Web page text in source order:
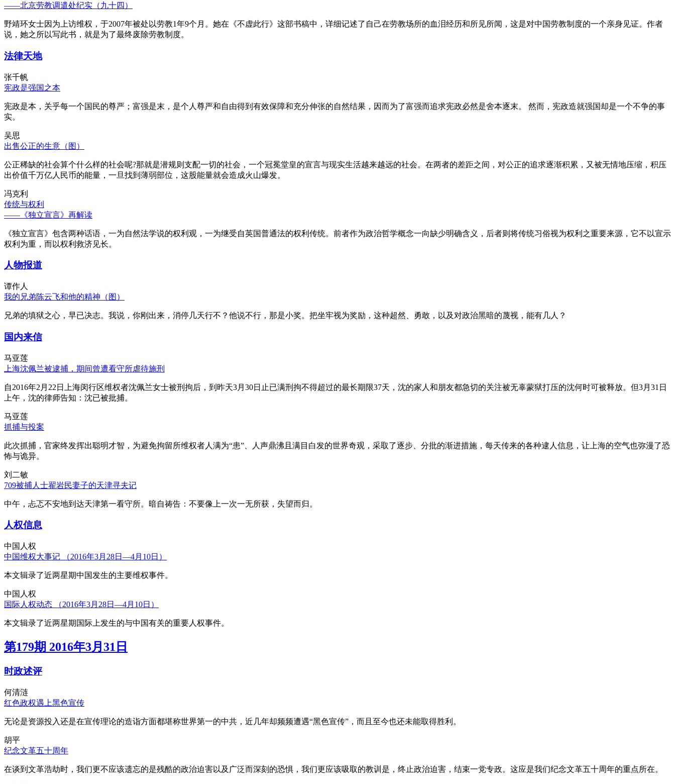
——北京劳教调遣处纪实（九十四）
野靖环女士因为上访维权，于2007年被处以劳教1年9个月。她在《不虚此行》这部书稿中，详细记述了自己在劳教场所的血泪经历和所见所闻，这是对中国劳教制度的一个亲身见证。作者
说，她之所以写此书，就是为了最终废除劳教制度。
法律天地
张千帆
宪政是强国之本
宪政是本，关乎每一个国民的尊严；富强是末，是个人尊严和自由得到有效保障和充分伸张的自然结果，因而为了富强而追求宪政必然是舍本逐末。 然而，宪政造就强国却是一个不争的事
实。
吴思
出售公正的生意（图）
公正稀缺的社会算个什么样的社会呢?那就是潜规则支配一切的社会，一个冠冕堂皇的宣言与现实生活越来越远的社会。在两者的差距之间，对公正的追求逐渐积累，又被无情地压缩，积压
出价值千万亿人民币的能量，一旦找到薄弱部位，这股能量就会造成火山爆发。
冯克利
传统与权利
——《独立宣言》再解读
《独立宣言》包含两种话语，一为自然法学说的权利观，一为继受自英国普通法的权利传统。前者作为政治哲学概念一向缺少明确含义，后者则将传统习俗视为权利之重要来源，它不以宣示
权利为重，而以权利救济见长。
人物报道
谭作人
我的兄弟陈云飞和他的精神（图）
兄弟的填狱之心，早已决志。我说，你刚出来，消停几天行不？他说不行，那是小奖。把坐牢视为奖励，这种超然、勇敢，以及对政治黑暗的蔑视，能有几人？
国内来信
马亚莲
上海沈佩兰被逮捕，期间曾遭看守所虐待施刑
自2016年2月22日上海闵行区维权者沈佩兰女士被刑拘后，到昨天3月30日止已满刑拘不得超过的最长期限37天，沈的家人和朋友都急切的关注被无辜蒙狱打压的沈何时可被释放。但3月31日
上午，沈的律师告知：沈已被批捕。
马亚莲
抓捕与投案
此次抓捕，官家终发挥出聪明才智，为避免拘留所维权者人满为“患”、人声鼎沸且满目白发的世界奇观，采取了逐步、分批的渐进措施，每天传来的各种逮人信息，让上海的空气也弥漫了恐
怖与诡异。
刘二敏
709被捕人士翟岩民妻子的天津寻夫记
中午，忐忑不安地到达天津第一看守所。暗自祷告：不要像上一次一无所获，失望而归。
人权信息
中国人权
中国维权大事记 （2016年3月28日—4月10日）
本文辑录了近两星期中国发生的主要维权事件。
中国人权
国际人权动态 （2016年3月28日—4月10日）
本文辑录了近两星期国际上发生的与中国有关的重要人权事件。
第179期 2016年3月31日
时政述评
何清涟
红色政权遇上黑色宣传
无论是资源投入还是在宣传理论的造诣方面都堪称世界第一的中共，近几年却频频遭遇“黑色宣传”，而且至今也还未能取得胜利。
胡平
纪念文革五十周年
在谈到文革浩劫时，我们更不应该遗忘的是残酷的政治迫害以及广泛而深刻的恐惧，我们更应该吸取的教训是，终止政治迫害，结束一党专政。这应是我们纪念文革五十周年的重点所在。